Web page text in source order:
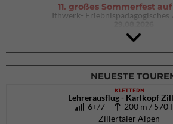
11. großes Sommerfest
Ithwerk-
Rock Master Arco
Arco (IT)
02.10.2026
NEUESTE
KLETTERN
Lehrerausflug - Karlkopf
6+/7-
200 m / 570
Zillertaler Alpen